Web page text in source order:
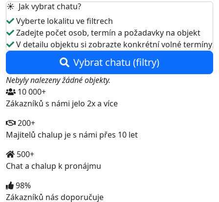
☀️ Jak vybrat chatu?
Vyberte lokalitu ve filtrech
Zadejte počet osob, termín a požadavky na objekt
V detailu objektu si zobrazte konkrétní volné termíny
Vybrat chatu (filtry)
Nebyly nalezeny žádné objekty.
10 000+
Zákazníků s námi jelo 2x a více
200+
Majitelů chalup je s námi přes 10 let
500+
Chat a chalup k pronájmu
98%
Zákazníků nás doporučuje